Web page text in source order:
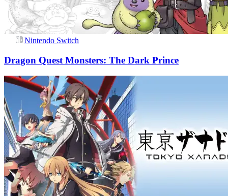
Nintendo Switch
Dragon Quest Monsters: The Dark Prince